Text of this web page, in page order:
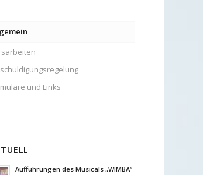
und Links
Aufführungen des Musicals „WIMBA“